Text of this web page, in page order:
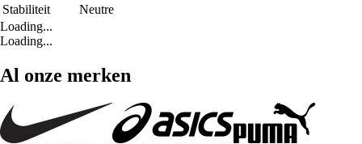
Stabiliteit
Neutre
Loading...
Loading...
Al onze merken